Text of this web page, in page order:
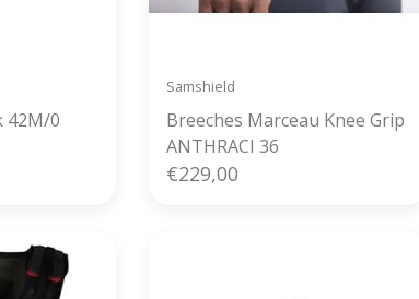
Boots Orion Black 42M/0
Samshield
Breeches Marceau Knee Grip
ANTHRACI 36
€229,00